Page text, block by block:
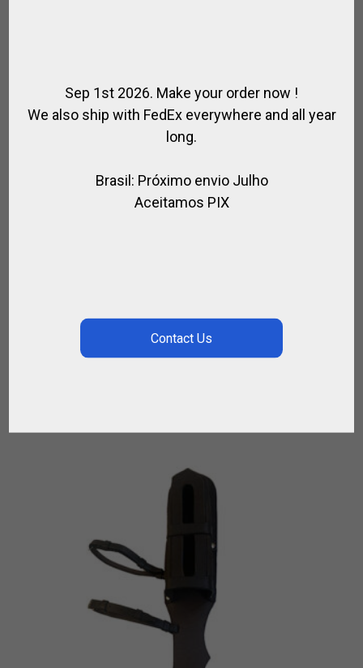
TACO PARA PONY – 40 A 47¨
Sep 1st 2026. Make your order now !
We also ship with FedEx everywhere and all year
long.
Brasil: Próximo envio Julho
Aceitamos PIX